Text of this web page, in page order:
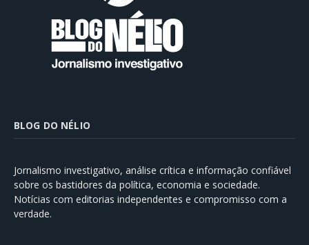
BLOG DO NÉLIO
Jornalismo investigativo, análise crítica e informação confiável
sobre os bastidores da política, economia e sociedade.
Notícias com editorias independentes e compromisso com a
verdade.